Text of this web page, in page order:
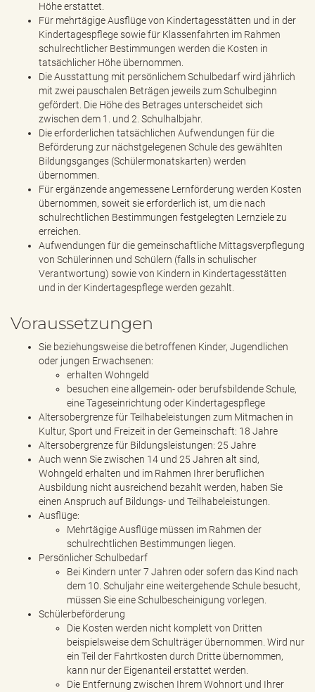
Höhe erstattet.
Für mehrtägige Ausflüge von Kindertagesstätten und in der
Kindertagespflege sowie für Klassenfahrten im Rahmen
schulrechtlicher Bestimmungen werden die Kosten in
tatsächlicher Höhe übernommen.
Die Ausstattung mit persönlichem Schulbedarf wird jährlich
mit zwei pauschalen Beträgen jeweils zum Schulbeginn
gefördert. Die Höhe des Betrages unterscheidet sich
zwischen dem 1. und 2. Schulhalbjahr.
Die erforderlichen tatsächlichen Aufwendungen für die
Beförderung zur nächstgelegenen Schule des gewählten
Bildungsganges (Schülermonatskarten) werden
übernommen.
Für ergänzende angemessene Lernförderung werden Kosten
übernommen, soweit sie erforderlich ist, um die nach
schulrechtlichen Bestimmungen festgelegten Lernziele zu
erreichen.
Aufwendungen für die gemeinschaftliche Mittagsverpflegung
von Schülerinnen und Schülern (falls in schulischer
Verantwortung) sowie von Kindern in Kindertagesstätten
und in der Kindertagespflege werden gezahlt.
Voraussetzungen
Sie beziehungsweise die betroffenen Kinder, Jugendlichen
oder jungen Erwachsenen:
erhalten Wohngeld
besuchen eine allgemein- oder berufsbildende Schule,
eine Tageseinrichtung oder Kindertagespflege
Altersobergrenze für Teilhabeleistungen zum Mitmachen in
Kultur, Sport und Freizeit in der Gemeinschaft: 18 Jahre
Altersobergrenze für Bildungsleistungen: 25 Jahre
Auch wenn Sie zwischen 14 und 25 Jahren alt sind,
Wohngeld erhalten und im Rahmen Ihrer beruflichen
Ausbildung nicht ausreichend bezahlt werden, haben Sie
einen Anspruch auf Bildungs- und Teilhabeleistungen.
Ausflüge:
Mehrtägige Ausflüge müssen im Rahmen der
schulrechtlichen Bestimmungen liegen.
Persönlicher Schulbedarf
Bei Kindern unter 7 Jahren oder sofern das Kind nach
dem 10. Schuljahr eine weitergehende Schule besucht,
müssen Sie eine Schulbescheinigung vorlegen.
Schülerbeförderung
Die Kosten werden nicht komplett von Dritten
beispielsweise dem Schulträger übernommen. Wird nur
ein Teil der Fahrtkosten durch Dritte übernommen,
kann nur der Eigenanteil erstattet werden.
Die Entfernung zwischen Ihrem Wohnort und Ihrer